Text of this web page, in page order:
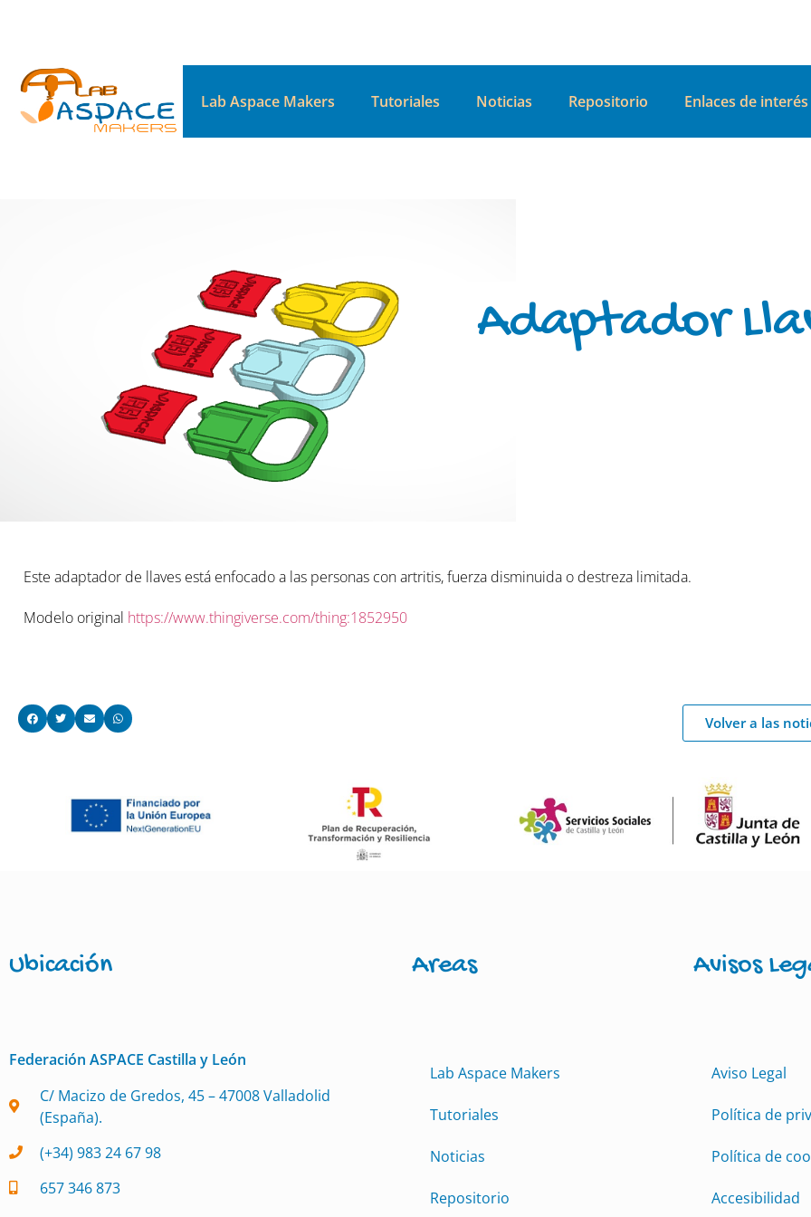
Lab Aspace Makers Tutoriales Noticias Repositorio Enlaces de interés
Adaptador
Este adaptador de llaves está enfocado a las personas con artritis, fuerza disminuida o destreza limitada.
Modelo original https://www.thingiverse.com/thing:1852950
Volver a las
Ubicación
Federación ASPACE Castilla y León
C/ Macizo de Gredos, 45 – 47008 Valladolid
(España).
(+34) 983 24 67 98
657 346 873
Areas
Lab Aspace Makers
Tutoriales
Noticias
Repositorio
Avisos
Aviso Legal
Política de
Política de
Accesibilidad